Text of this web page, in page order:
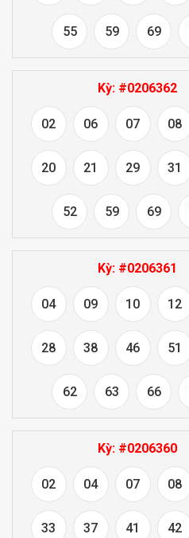
55 59 69
Kỳ: #0206362
02 06 07 08
20 21 29 31
52 59 69
Kỳ: #0206361
04 09 10 12
28 38 46 51
62 63 66
Kỳ: #0206360
02 04 07 08
33 37 41 42